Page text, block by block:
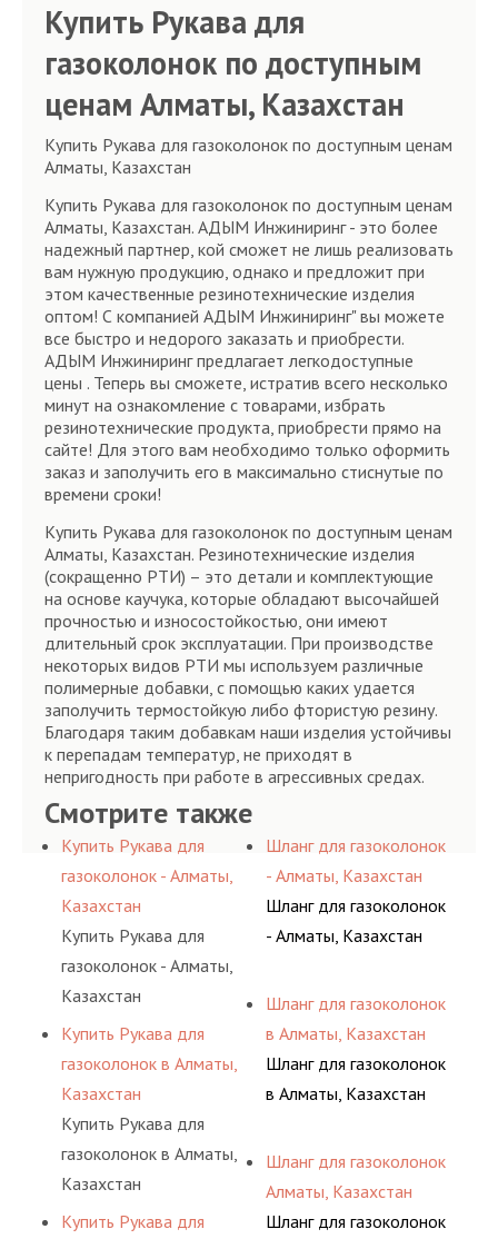
Купить Рукава для
газоколонок по доступным
ценам Алматы, Казахстан
Купить Рукава для газоколонок по доступным ценам
Алматы, Казахстан
Купить Рукава для газоколонок по доступным ценам
Алматы, Казахстан. АДЫМ Инжиниринг - это более
надежный партнер, кой сможет не лишь реализовать
вам нужную продукцию, однако и предложит при
этом качественные резинотехнические изделия
оптом! С компанией АДЫМ Инжиниринг" вы можете
все быстро и недорого заказать и приобрести.
АДЫМ Инжиниринг предлагает легкодоступные
цены . Теперь вы сможете, истратив всего несколько
минут на ознакомление с товарами, избрать
резинотехнические продукта, приобрести прямо на
сайте! Для этого вам необходимо только оформить
заказ и заполучить его в максимально стиснутые по
времени сроки!
Купить Рукава для газоколонок по доступным ценам
Алматы, Казахстан. Резинотехнические изделия
(сокращенно РТИ) – это детали и комплектующие
на основе каучука, которые обладают высочайшей
прочностью и износостойкостью, они имеют
длительный срок эксплуатации. При производстве
некоторых видов РТИ мы используем различные
полимерные добавки, с помощью каких удается
заполучить термостойкую либо фтористую резину.
Благодаря таким добавкам наши изделия устойчивы
к перепадам температур, не приходят в
непригодность при работе в агрессивных средах.
Смотрите также
Купить Рукава для
газоколонок - Алматы,
Казахстан
Купить Рукава для
газоколонок - Алматы,
Казахстан
Купить Рукава для
газоколонок в Алматы,
Казахстан
Купить Рукава для
газоколонок в Алматы,
Казахстан
Купить Рукава для
Шланг для газоколонок
- Алматы, Казахстан
Шланг для газоколонок
- Алматы, Казахстан
Шланг для газоколонок
в Алматы, Казахстан
Шланг для газоколонок
в Алматы, Казахстан
Шланг для газоколонок
Алматы, Казахстан
Шланг для газоколонок